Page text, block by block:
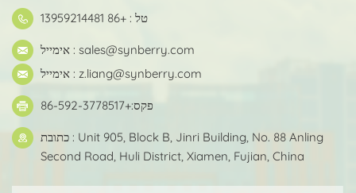
טל : +86 13959214481
אימייל : sales@synberry.com
אימייל : z.liang@synberry.com
פקס:+86-592-3778517
כתובת : Unit 905, Block B, Jinri Building, No. 88 Anling
Second Road, Huli District, Xiamen, Fujian, China